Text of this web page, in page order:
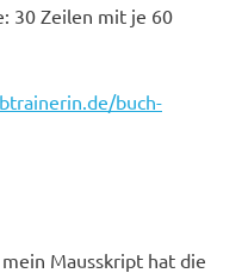
30 Zeilen mit je 60
buch-
Mausskript hat die